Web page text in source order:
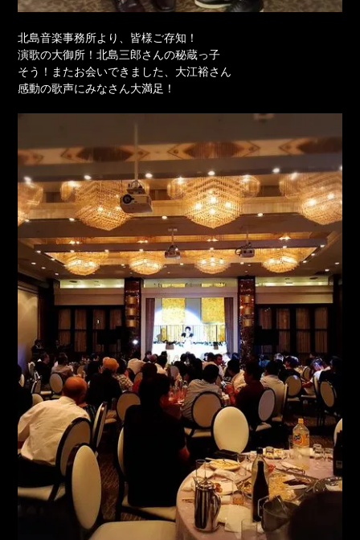
北島音楽事務所より、皆様ご存知！
演歌の大御所！北島三郎さんの秘蔵っ子
そう！またお会いできました、大江裕さん
感動の歌声にみなさん大満足！